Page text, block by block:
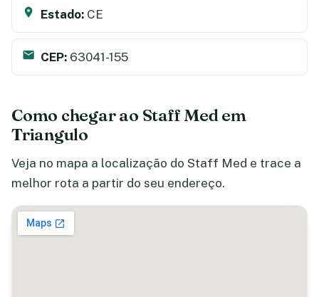
Estado: CE
CEP: 63041-155
Como chegar ao Staff Med em
Triangulo
Veja no mapa a localização do Staff Med e trace a
melhor rota a partir do seu endereço.